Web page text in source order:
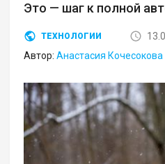
Это — шаг к полной
ТЕХНОЛОГИИ
Автор:Анастасия Кочесокова